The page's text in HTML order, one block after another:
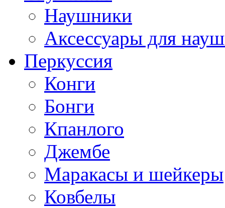
Наушники
Аксессуары для
Перкуссия
Конги
Бонги
Кпанлого
Джембе
Маракасы и шейкеры
Ковбелы